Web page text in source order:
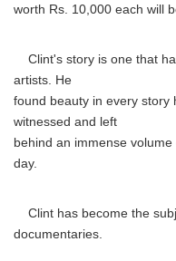
worth Rs. 10,000 each will
Clint's story is one that
artists. He
found beauty in every story
witnessed and left
behind an immense
day.
Clint has become the
documentaries.